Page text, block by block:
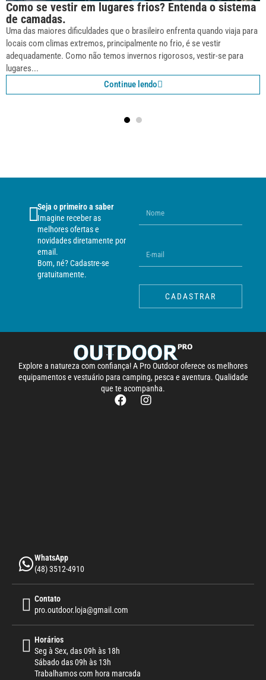
Como se vestir em lugares frios? Entenda o sistema
de camadas.
Uma das maiores dificuldades que o brasileiro enfrenta quando viaja para
locais com climas extremos, principalmente no frio, é se vestir
adequadamente. Como não temos invernos rigorosos, vestir-se para
lugares...
Continue lendo
Seja o primeiro a saber
Imagine receber as
melhores ofertas e
novidades diretamente por
email.
Bom, né? Cadastre-se
gratuitamente.
CADASTRAR
Explore a natureza com confiança! A Pro Outdoor oferece os melhores
equipamentos e vestuário para camping, pesca e aventura. Qualidade
que te acompanha.
WhatsApp
(48) 3512-4910
Contato
pro.outdoor.loja@gmail.com
Horários
Seg à Sex, das 09h às 18h
Sábado das 09h às 13h
Trabalhamos com hora marcada